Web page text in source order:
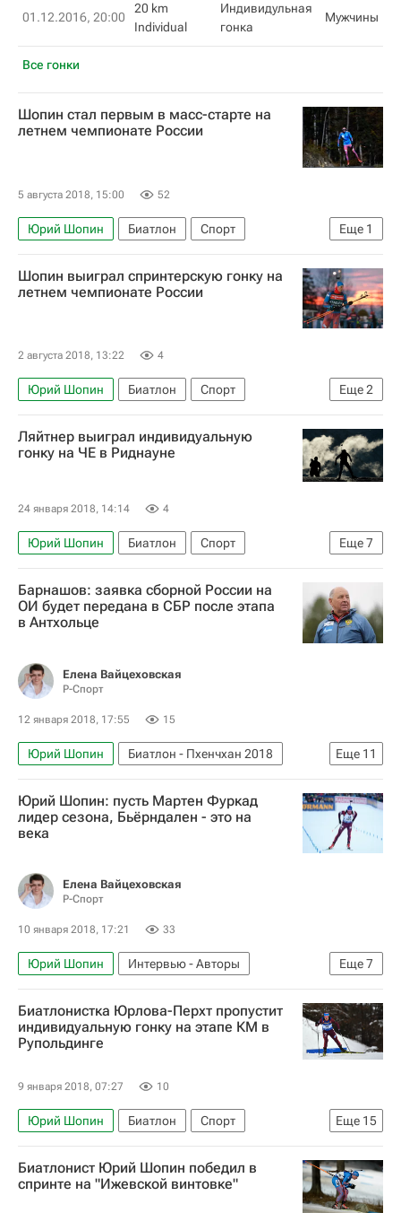
Все гонки
01.12.2016, 20:00
20 km
Individual
Индивидульная
гонка
Мужчины
Шопин стал первым в масс-старте на
летнем чемпионате России
5 августа 2018, 15:00 52
Еще 1
Юрий Шопин Биатлон
Спорт
Максим Буртасов
Шопин выиграл спринтерскую гонку на
летнем чемпионате России
2 августа 2018, 13:22 4
Еще2
Юрий Шопин Биатлон
Спорт
Чемпионат России по летнему биатлону
Александр Жирный
Ляйтнер выиграл индивидуальную
гонку на ЧЕ в Риднауне
24 января 2018, 14:14 4
Еще7
Юрий Шопин Биатлон
Спорт
Чемпионат Европы по биатлону
Эдуард Латыпов
Феликс Ляйтнер
Пётр Пащенко
Барнашов: заявка сборной России на
ОИ будет передана в СБР после этапа
в Антхольце
Елена Вайцеховская
Р-Спорт
12 января 2018, 17:55 15
Еще 11
Юрий Шопин
Биатлон - Пхенчхан 2018
Биатлон
Спорт
Пхенчхан 2018
Новости - Пхенчхан 2018
Сборная России - Пхенчхан 2018
Союз биатлонистов России (СБР)
Кубок мира по биатлону
Россия на Олимпиаде 2018
Юрий Шопин: пусть Мартен Фуркад
лидер сезона, Бьёрндален - это на
века
Елена Вайцеховская
Р-Спорт
10 января 2018, 17:21 33
Еще7
Юрий Шопин
Интервью - Авторы
Аналитика
Биатлон
Спорт
Пятый этап Кубка мира-2017/18 по биатлону, Рупольдинг, 10-14 января
Кубок мира по биатлону
Биатлонистка Юрлова-Перхт пропустит
индивидуальную гонку на этапе КМ в
Рупольдинге
9 января 2018, 07:27 10
Еще 15
Юрий Шопин Биатлон
Спорт
Пятый этап Кубка мира-2017/18 по биатлону, Рупольдинг, 10-14 января
Кубок мира по биатлону
Россия (ж)
Биатлонист Юрий Шопин победил в
спринте на "Ижевской винтовке"